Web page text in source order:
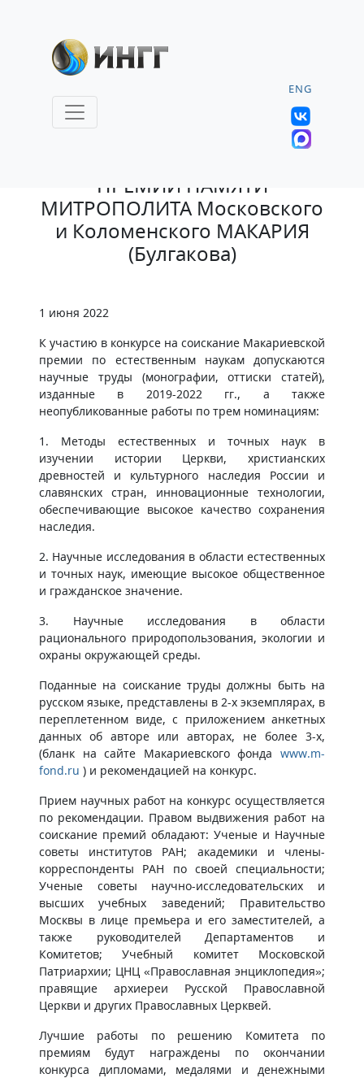
ENG
ПРЕМИИ ПАМЯТИ
МИТРОПОЛИТА Московского
и Коломенского МАКАРИЯ
(Булгакова)
1 июня 2022
К участию в конкурсе на соискание Макариевской
премии по естественным наукам допускаются
научные труды (монографии, оттиски статей),
изданные в 2019-2022 гг., а также
неопубликованные работы по трем номинациям:
1. Методы естественных и точных наук в
изучении истории Церкви, христианских
древностей и культурного наследия России и
славянских стран, инновационные технологии,
обеспечивающие высокое качество сохранения
наследия.
2. Научные исследования в области естественных
и точных наук, имеющие высокое общественное
и гражданское значение.
3. Научные исследования в области
рационального природопользования, экологии и
охраны окружающей среды.
Поданные на соискание труды должны быть на
русском языке, представлены в 2-х экземплярах, в
переплетенном виде, с приложением анкетных
данных об авторе или авторах, не более 3-х,
(бланк на сайте Макариевского фонда www.m-
fond.ru ) и рекомендацией на конкурс.
Прием научных работ на конкурс осуществляется
по рекомендации. Правом выдвижения работ на
соискание премий обладают: Ученые и Научные
советы институтов РАН; академики и члены-
корреспонденты РАН по своей специальности;
Ученые советы научно-исследовательских и
высших учебных заведений; Правительство
Москвы в лице премьера и его заместителей, а
также руководителей Департаментов и
Комитетов; Учебный комитет Московской
Патриархии; ЦНЦ «Православная энциклопедия»;
правящие архиереи Русской Православной
Церкви и других Православных Церквей.
Лучшие работы по решению Комитета по
премиям будут награждены по окончании
конкурса дипломами, медалями и денежными